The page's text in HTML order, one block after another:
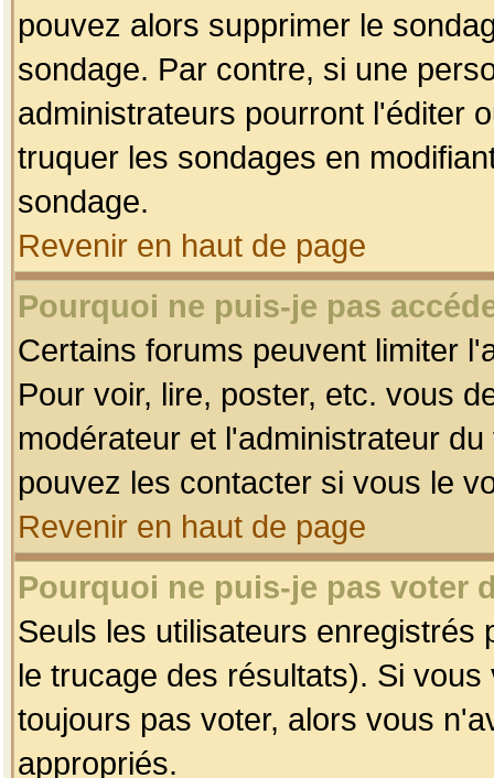
pouvez alors supprimer le
sondage. Par contre, si une
administrateurs pourront l'éditer
truquer les sondages en
sondage.
Revenir en haut de page
Pourquoi ne puis-je pas
Certains forums peuvent limiter
Pour voir, lire, poster, etc. vous
modérateur et l'administrateur
pouvez les contacter si vous le
Revenir en haut de page
Pourquoi ne puis-je pas voter
Seuls les utilisateurs enregistrés
le trucage des résultats). Si
toujours pas voter, alors vous
appropriés.